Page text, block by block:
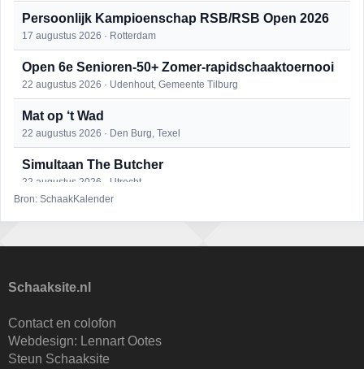
Persoonlijk Kampioenschap RSB/RSB Open 2026
17 augustus 2026 · Rotterdam
Open 6e Senioren-50+ Zomer-rapidschaaktoernooi
22 augustus 2026 · Udenhout, Gemeente Tilburg
Mat op ‘t Wad
22 augustus 2026 · Den Burg, Texel
Simultaan The Butcher
22 augustus 2026 · Utrecht
25 augustus 2026 · Bunschoten-Spakenburg
27 augustus 2026 · Delft
KC Open
Bron: SchaakKalender
Schaaksite.nl
Contact en colofon
Webdesign: Lennart Ootes
Steun Schaaksite